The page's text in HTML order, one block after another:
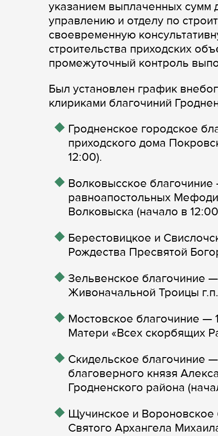
указанием выплаченных сумм
управлению и отделу по
своевременную
строительства приходских
промежуточный контроль
Был установлен график
клириками благочиний
Гродненское городское
приходского дома
12:00).
Волковысское
равноапостольных
Волковыска (начало в
Берестовицкое и
Рождества Пресвятой
Зельвенское благочиние
Живоначальной Троицы
Мостовское благочиние —
Матери «Всех скорбящих
Скидельское благочиние
благоверного князя
Гродненского района
Щучинское и Вороновское
Святого Архангела